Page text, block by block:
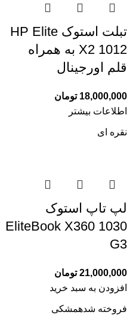
تبلت استوک HP Elite
X2 1012 به همراه
قلم اورجینال
18,000,000 تومان
اطلاعات بیشتر
نقره ای
لپ تاپ استوک
EliteBook X360 1030
G3
21,000,000 تومان
افزودن به سبد خرید
فروخته شدهمشکی